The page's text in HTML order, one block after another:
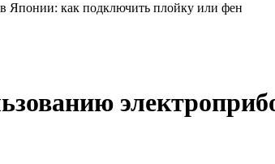
Японии: как подключить плойку или фен